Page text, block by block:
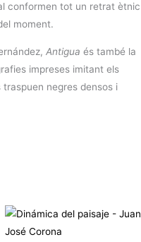
conformen tot un retrat ètnic
moment.
Antigua és també la
impreses imitant els
negres densos i